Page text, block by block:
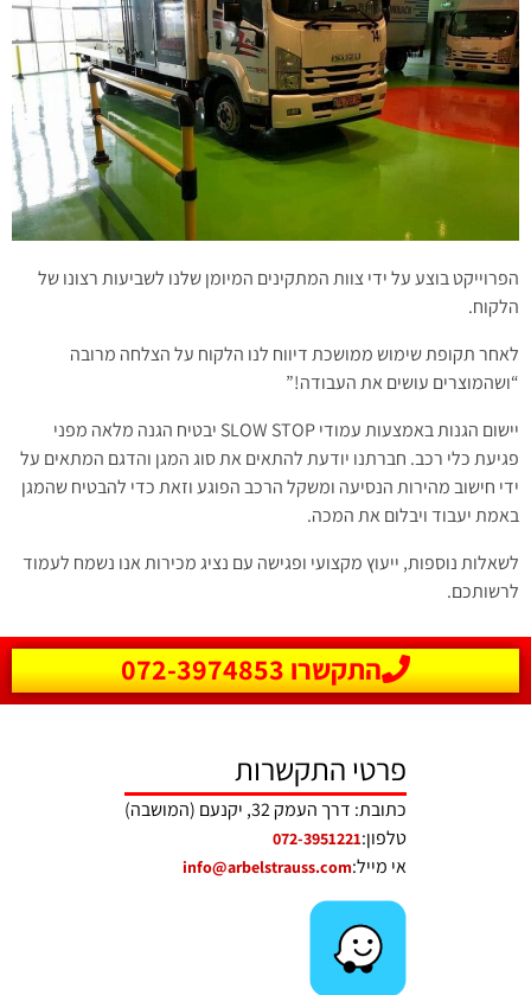
הפרוייקט בוצע על ידי צוות המתקינים המיומן שלנו לשביעות רצונו של
הלקוח.
לאחר תקופת שימוש ממושכת דיווח לנו הלקוח על הצלחה מרובה
“ושהמוצרים עושים את העבודה!”
יישום הגנות באמצעות עמודי SLOW STOP יבטיח הגנה מלאה מפני
פגיעת כלי רכב. חברתנו יודעת להתאים את סוג המגן והדגם המתאים על
ידי חישוב מהירות הנסיעה ומשקל הרכב הפוגע וזאת כדי להבטיח שהמגן
באמת יעבוד ויבלום את המכה.
לשאלות נוספות, ייעוץ מקצועי ופגישה עם נציג מכירות אנו נשמח לעמוד
לרשותכם.
התקשרו 072-3974853
פרטי התקשרות
כתובת: דרך העמק 32, יקנעם (המושבה)
טלפון:072-3951221
אי מייל:info@arbelstrauss.com